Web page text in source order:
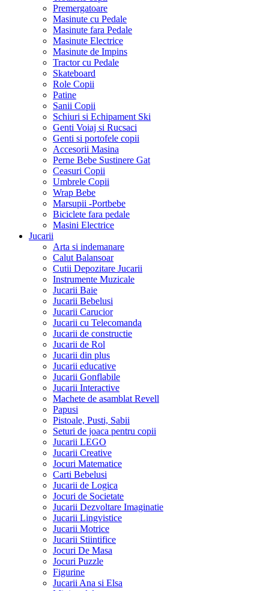
Premergatoare
Masinute cu Pedale
Masinute fara Pedale
Masinute Electrice
Masinute de Impins
Tractor cu Pedale
Skateboard
Role Copii
Patine
Sanii Copii
Schiuri si Echipament Ski
Genti Voiaj si Rucsaci
Genti si portofele copii
Accesorii Masina
Perne Bebe Sustinere Gat
Ceasuri Copii
Umbrele Copii
Wrap Bebe
Marsupii -Portbebe
Biciclete fara pedale
Masini Electrice
Jucarii
Arta si indemanare
Calut Balansoar
Cutii Depozitare Jucarii
Instrumente Muzicale
Jucarii Baie
Jucarii Bebelusi
Jucarii Carucior
Jucarii cu Telecomanda
Jucarii de constructie
Jucarii de Rol
Jucarii din plus
Jucarii educative
Jucarii Gonflabile
Jucarii Interactive
Machete de asamblat Revell
Papusi
Pistoale, Pusti, Sabii
Seturi de joaca pentru copii
Jucarii LEGO
Jucarii Creative
Jocuri Matematice
Carti Bebelusi
Jucarii de Logica
Jocuri de Societate
Jucarii Dezvoltare Imaginatie
Jucarii Lingvistice
Jucarii Motrice
Jucarii Stiintifice
Jocuri De Masa
Jocuri Puzzle
Figurine
Jucarii Ana si Elsa